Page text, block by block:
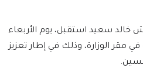
خالد سعيد استقبل، يوم الأربعاء
المرافق له في مقر الوزارة، وذلك في إطار تعزيز
حسين.